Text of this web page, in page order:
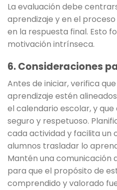
La evaluación debe
aprendizaje y en el
en la respuesta final. Esto
motivación intrínseca.
6. Consideraciones
Antes de iniciar, verifica
aprendizaje estén
el calendario escolar, y
seguro y respetuoso.
cada actividad y facilita un
alumnos trasladar lo
Mantén una comunicación
para que el propósito de
comprendido y valorado